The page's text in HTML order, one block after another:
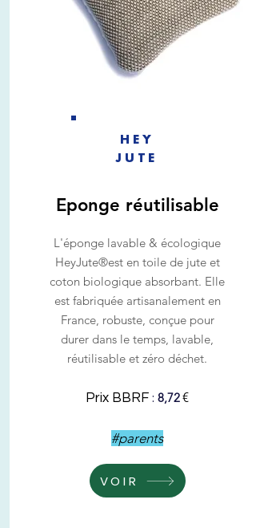
HEY
JUTE
Eponge réutilisable
L'éponge lavable & écologique
HeyJute®est en toile de jute et
coton biologique absorbant. Elle
est fabriquée artisanalement en
France, robuste, conçue pour
durer dans le temps, lavable,
réutilisable et zéro déchet.
Prix BBRF : 8,72€
#parents
VOIR